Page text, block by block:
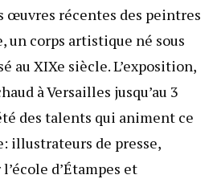
œuvres récentes des peintres
un corps artistique né sous
au XIXe siècle. L’exposition,
à Versailles jusqu’au 3
des talents qui animent ce
illustrateurs de presse,
d’Étampes et